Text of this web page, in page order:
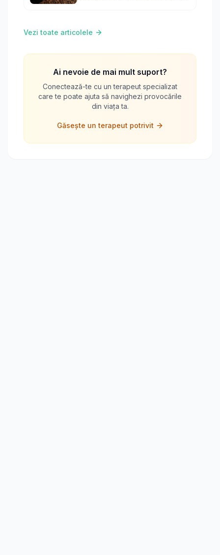
Vezi toate articolele
Ai nevoie de mai mult suport?
Conectează-te cu un terapeut specializat
care te poate ajuta să navighezi provocările
din viața ta.
Găsește un terapeut potrivit